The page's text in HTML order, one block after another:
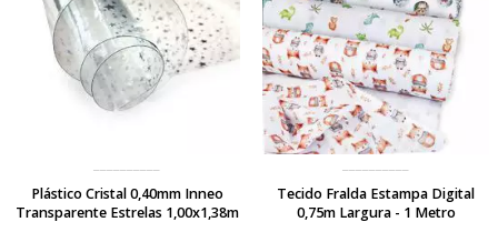
Plástico Cristal 0,40mm Inneo
Transparente Estrelas 1,00x1,38m
Tecido Fralda Estampa Digital
0,75m Largura - 1 Metro